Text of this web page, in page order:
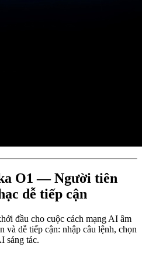
O1 — Người tiên
dễ tiếp cận
đầu cho cuộc cách mạng AI âm
và dễ tiếp cận: nhập câu lệnh, chọn
sáng tác.